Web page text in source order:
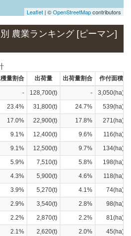
Leaflet | ©OpenStreetMapcontributors
農業ランキング [ピーマン]
量割合 出荷量 出荷量割合 作付面積
- 128,700(t) -
3,050(ha)
23.4% 31,800(t) 24.7%
539(ha)
17.0% 22,900(t) 17.8%
271(ha)
9.1% 12,400(t) 9.6%
116(ha)
9.1% 12,500(t) 9.7%
134(ha)
5.9% 7,510(t) 5.8%
198(ha)
4.3% 5,900(t) 4.6%
118(ha)
3.9% 5,270(t) 4.1%
74(ha)
2.9% 3,540(t) 2.8%
98(ha)
2.2% 2,870(t) 2.2%
81(ha)
2.1% 2,620(t) 2.0%
45(ha)